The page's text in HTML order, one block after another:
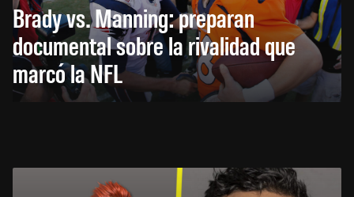
Brady vs. Manning: preparan
documental sobre la rivalidad que
marcó la NFL